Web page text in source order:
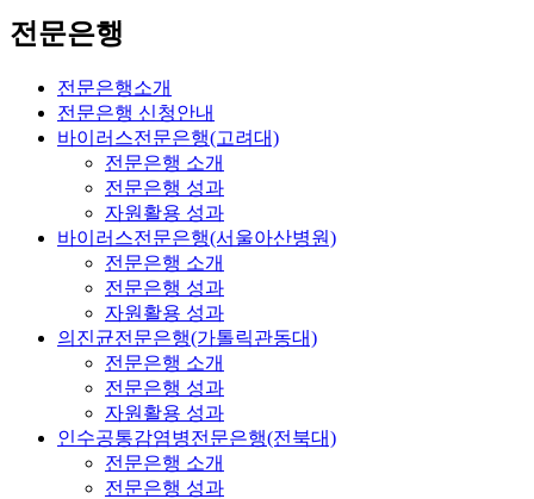
전문은행
전문은행소개
전문은행 신청안내
바이러스전문은행(고려대)
전문은행 소개
전문은행 성과
자원활용 성과
바이러스전문은행(서울아산병원)
전문은행 소개
전문은행 성과
자원활용 성과
의진균전문은행(가톨릭관동대)
전문은행 소개
전문은행 성과
자원활용 성과
인수공통감염병전문은행(전북대)
전문은행 소개
전문은행 성과